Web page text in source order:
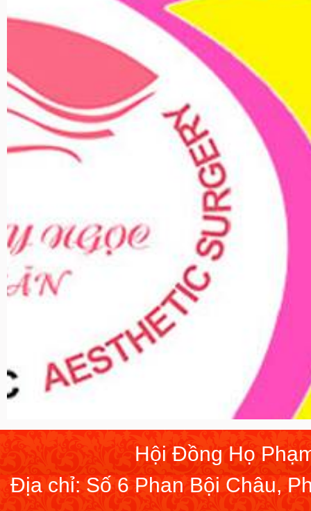
Hội Đồng Họ
Địa chỉ: Số 6 Phan Bội Châu,